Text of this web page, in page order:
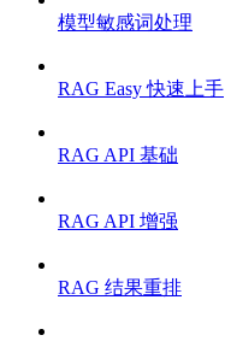
模型敏感词处理
RAG Easy 快速上手
RAG API 基础
RAG API 增强
RAG 结果重排